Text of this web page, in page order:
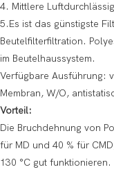
4. Mittlere
5.Es ist das günstigste
Beutelfilterfiltration.
im
Verfügbare Ausführung:
Membran, W/O,
Vorteil:
Die Bruchdehnung von
für MD und 40 % für
130 °C gut